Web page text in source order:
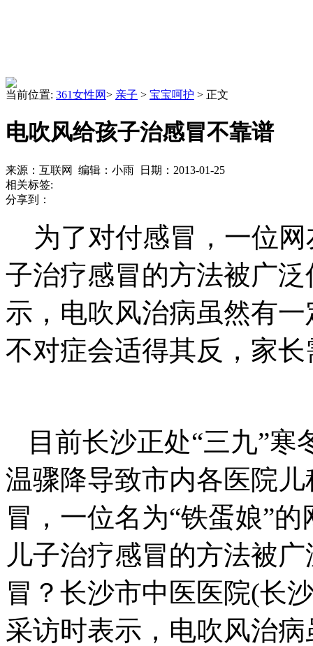
当前位置: 361女性网> 亲子 > 宝宝呵护 > 正文
电吹风给孩子治感冒不靠谱
来源：互联网 编辑：小雨 日期：2013-01-25
相关标签:
分享到：
为了对付感冒，一位网
子治疗感冒的方法被广
示，电吹风治病虽然有
不对症会适得其反，家
目前长沙正处“三九”
温骤降导致市内各医院
冒，一位名为“铁蛋娘”
儿子治疗感冒的方法被
冒？长沙市中医医院(长
采访时表示，电吹风治